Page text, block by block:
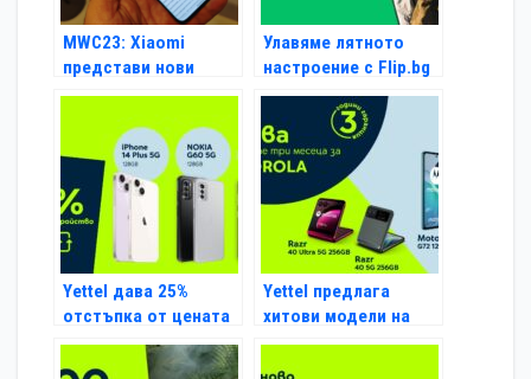
MWC23: Xiaomi
представи нови
смартфони,
и скутер
Улавяме лятното
настроение с Flip.bg
Yettel дава 25%
отстъпка от цената
на 4 страхотни смарт
устройства срещу
Yettel предлага
хитови модели на
Motorola за 0 лева
през първите 3